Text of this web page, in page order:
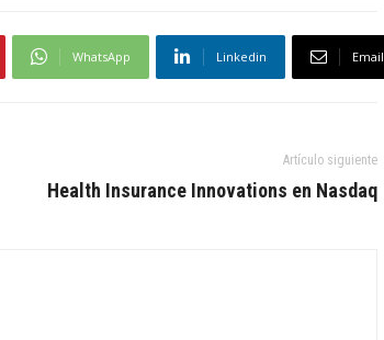
WhatsApp Linkedin Email
Artículo siguiente
Health Insurance Innovations en Nasdaq